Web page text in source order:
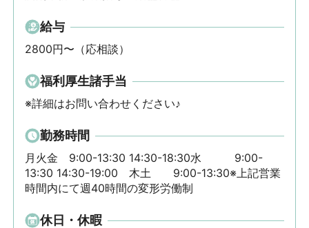
給与
2800円〜（応相談）
福利厚生諸手当
※詳細はお問い合わせください♪
勤務時間
月火金　9:00-13:30 14:30-18:30水　　　9:00-
13:30 14:30-19:00　木土　　9:00-13:30※上記営業
時間内にて週40時間の変形労働制
休日・休暇